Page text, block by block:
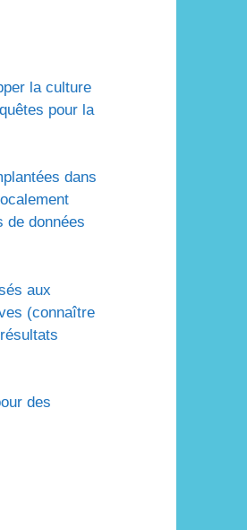
la culture
pour la
dans
de données
aux
(connaître
des